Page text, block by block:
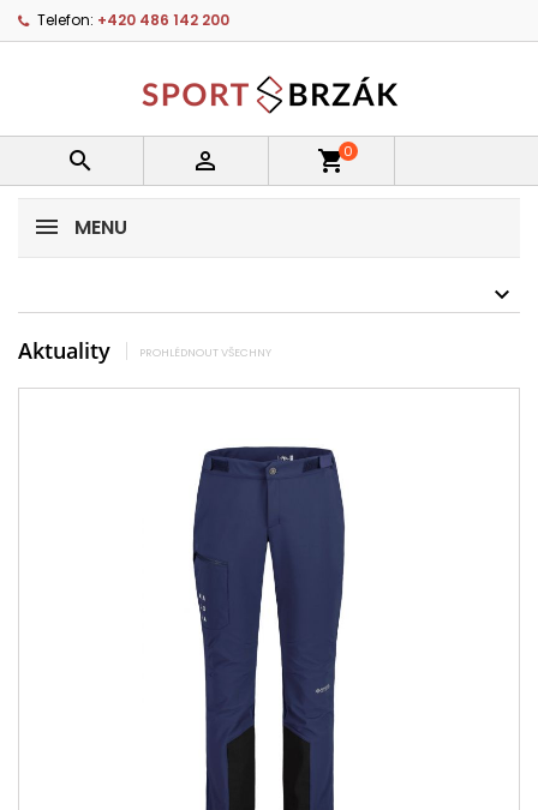
Telefon: +420 486 142 200
  shopping_cart0
MENU
Aktuality PROHLÉDNOUT VŠECHNY